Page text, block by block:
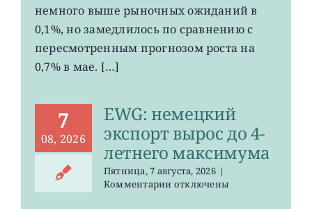
до
0,2%
немного выше рыночных ожиданий в
0,1%, но замедлилось по сравнению с
пересмотренным прогнозом роста на
0,7% в мае. […]
7
08, 2026
EWG: немецкий
экспорт вырос до 4-
летнего максимума
Пятница, 7 августа, 2026 |
Комментариикотключены